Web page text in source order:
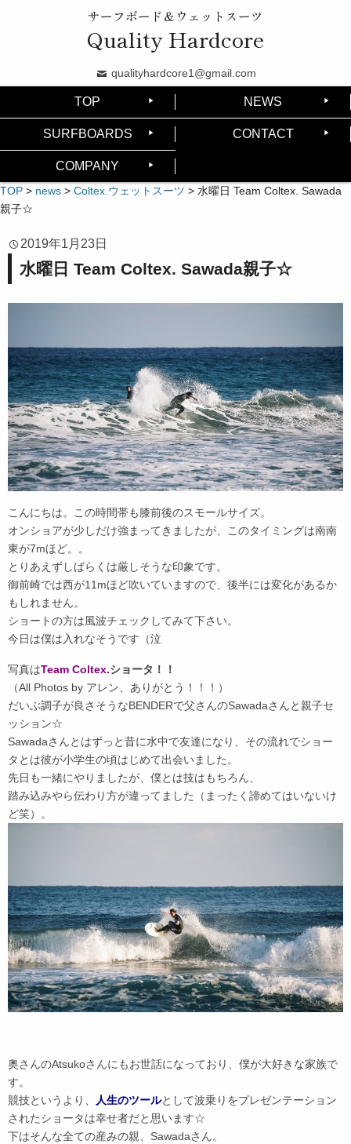
サーフボード＆ウェットスーツ
Quality Hardcore
qualityhardcore1@gmail.com
TOP NEWS
SURFBOARDS CONTACT
COMPANY
TOP > news > Coltex.ウェットスーツ > 水曜日 Team Coltex. Sawada
親子☆
2019年1月23日
水曜日 Team Coltex. Sawada親子☆
こんにちは。この時間帯も膝前後のスモールサイズ。
オンショアが少しだけ強まってきましたが、このタイミングは南南
東が7mほど。。
とりあえずしばらくは厳しそうな印象です。
御前崎では西が11mほど吹いていますので、後半には変化があるか
もしれません。
ショートの方は風波チェックしてみて下さい。
今日は僕は入れなそうです（泣
写真はTeam Coltex.ショータ！！
（All Photos by アレン、ありがとう！！！）
だいぶ調子が良さそうなBENDERで父さんのSawadaさんと親子セ
ッション☆
Sawadaさんとはずっと昔に水中で友達になり、その流れでショー
タとは彼が小学生の頃はじめて出会いました。
先日も一緒にやりましたが、僕とは技はもちろん、
踏み込みやら伝わり方が違ってました（まったく諦めてはいないけ
ど笑）。
奥さんのAtsukoさんにもお世話になっており、僕が大好きな家族で
す。
競技というより、 人生のツールとして波乗りをプレゼンテーション
されたショータは幸せ者だと思います☆
下はそんな全ての産みの親、Sawadaさん。